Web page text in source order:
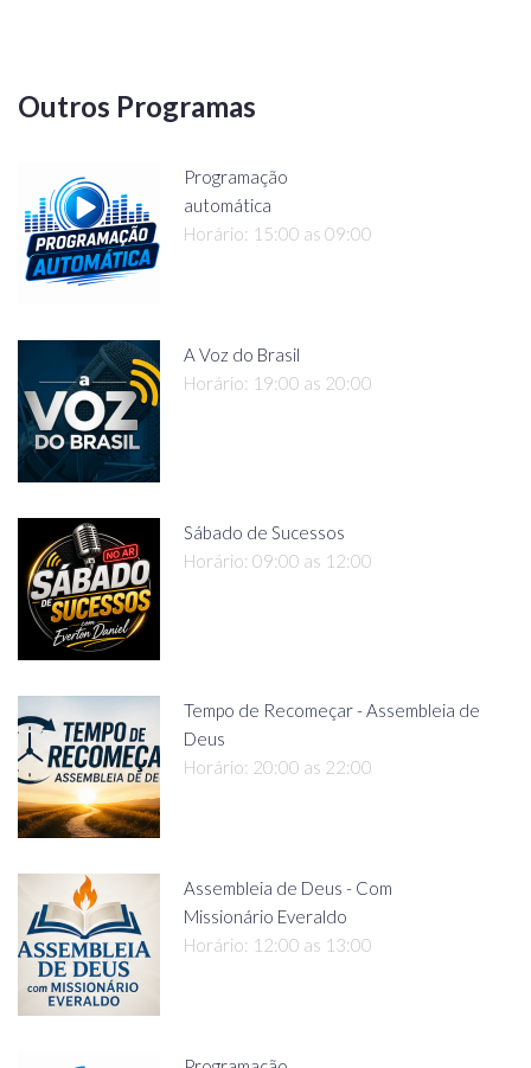
Outros Programas
Programação
automática
Horário: 15:00 as 09:00
A Voz do Brasil
Horário: 19:00 as 20:00
Sábado de Sucessos
Horário: 09:00 as 12:00
Tempo de Recomeçar - Assembleia de
Deus
Horário: 20:00 as 22:00
Assembleia de Deus - Com
Missionário Everaldo
Horário: 12:00 as 13:00